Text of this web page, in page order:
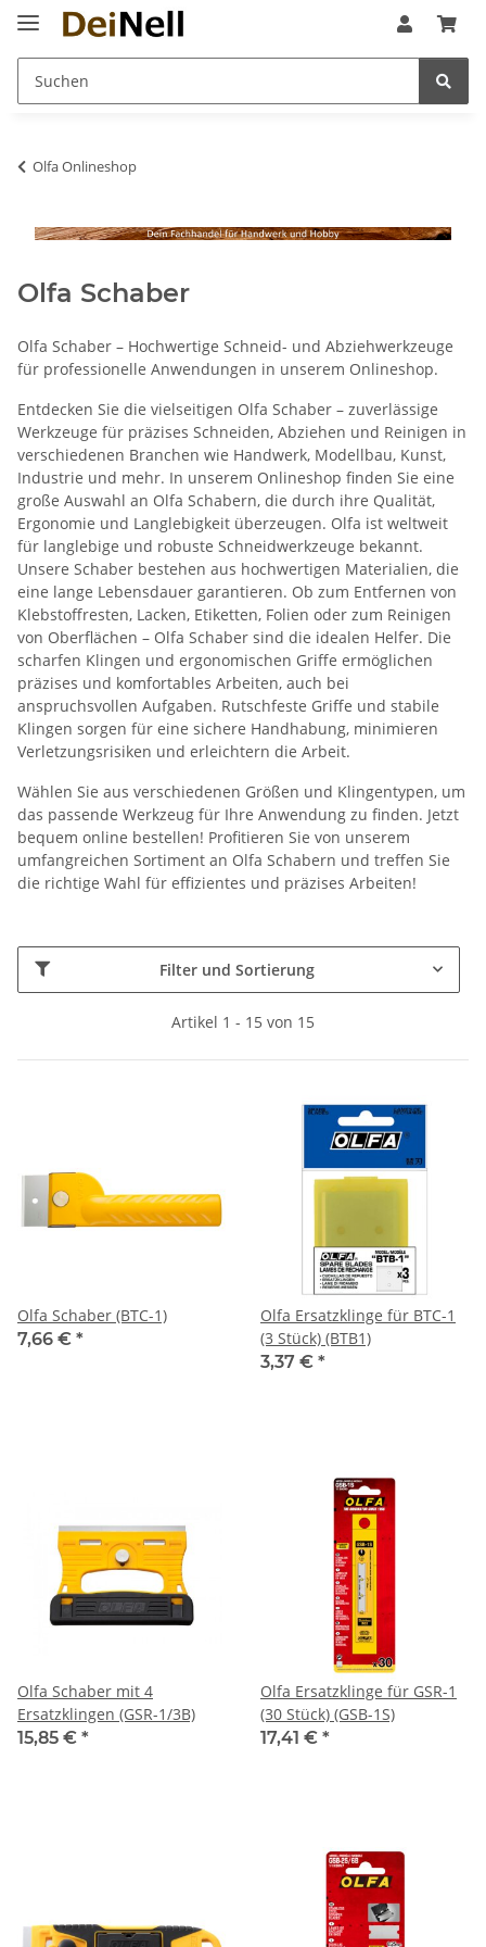
Olfa Onlineshop
Olfa Schaber
Olfa Schaber – Hochwertige Schneid- und Abziehwerkzeuge
für professionelle Anwendungen in unserem Onlineshop.
Entdecken Sie die vielseitigen Olfa Schaber – zuverlässige
Werkzeuge für präzises Schneiden, Abziehen und Reinigen in
verschiedenen Branchen wie Handwerk, Modellbau, Kunst,
Industrie und mehr. In unserem Onlineshop finden Sie eine
große Auswahl an Olfa Schabern, die durch ihre Qualität,
Ergonomie und Langlebigkeit überzeugen. Olfa ist weltweit
für langlebige und robuste Schneidwerkzeuge bekannt.
Unsere Schaber bestehen aus hochwertigen Materialien, die
eine lange Lebensdauer garantieren. Ob zum Entfernen von
Klebstoffresten, Lacken, Etiketten, Folien oder zum Reinigen
von Oberflächen – Olfa Schaber sind die idealen Helfer. Die
scharfen Klingen und ergonomischen Griffe ermöglichen
präzises und komfortables Arbeiten, auch bei
anspruchsvollen Aufgaben. Rutschfeste Griffe und stabile
Klingen sorgen für eine sichere Handhabung, minimieren
Verletzungsrisiken und erleichtern die Arbeit.
Wählen Sie aus verschiedenen Größen und Klingentypen, um
das passende Werkzeug für Ihre Anwendung zu finden. Jetzt
bequem online bestellen! Profitieren Sie von unserem
umfangreichen Sortiment an Olfa Schabern und treffen Sie
die richtige Wahl für effizientes und präzises Arbeiten!
Filter und Sortierung
Artikel 1 - 15 von 15
Olfa Schaber (BTC-1)
7,66 € *
Olfa Ersatzklinge für BTC-1
(3 Stück) (BTB1)
3,37 € *
Olfa Schaber mit 4
Ersatzklingen (GSR-1/3B)
15,85 € *
Olfa Ersatzklinge für GSR-1
(30 Stück) (GSB-1S)
17,41 € *